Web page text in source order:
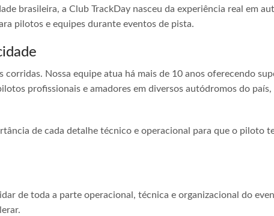
brasileira, a Club TrackDay nasceu da experiência real em
pilotos e equipes durante eventos de pista.
corridas. Nossa equipe atua há mais de 10 anos oferecendo
profissionais e amadores em diversos autódromos do
de cada detalhe técnico e operacional para que o piloto
de toda a parte operacional, técnica e organizacional do